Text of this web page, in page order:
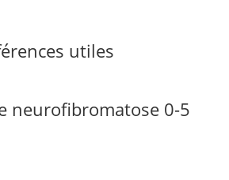
utiles
neurofibromatose 0-5